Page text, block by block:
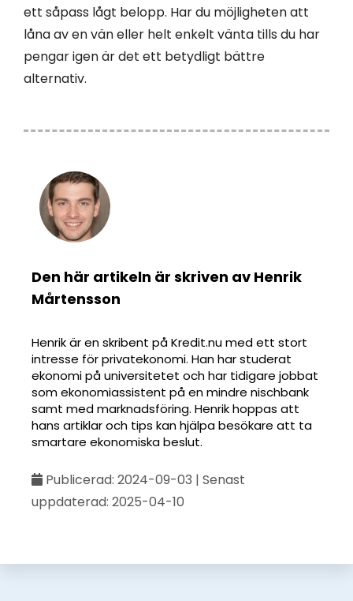
ett såpass lågt belopp. Har du möjligheten att
låna av en vän eller helt enkelt vänta tills du har
pengar igen är det ett betydligt bättre
alternativ.
Den här artikeln är skriven av Henrik
Mårtensson
Henrik är en skribent på Kredit.nu med ett stort
intresse för privatekonomi. Han har studerat
ekonomi på universitetet och har tidigare jobbat
som ekonomiassistent på en mindre nischbank
samt med marknadsföring. Henrik hoppas att
hans artiklar och tips kan hjälpa besökare att ta
smartare ekonomiska beslut.
Publicerad: 2024-09-03 | Senast
uppdaterad: 2025-04-10